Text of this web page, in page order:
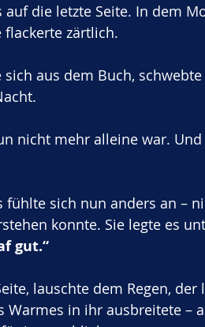
die letzte Seite. In dem
zärtlich.
aus dem Buch,
nicht mehr alleine war.
fühlte sich nun anders an –
konnte. Sie legte es
gut.“
lauschte dem Regen,
Warmes in ihr ausbreitete –